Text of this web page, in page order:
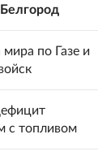
по Газе и
с топливом